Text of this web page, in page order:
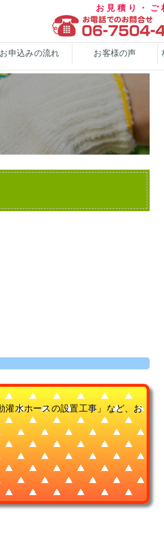
お見積り・
お申込みの流れ お客様の声
灌水ホースの設置工事」など、お